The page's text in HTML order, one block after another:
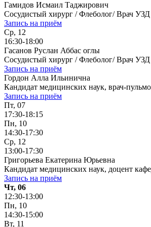
Гамидов Исмаил Таджирович
Сосудистый хирург / Флеболог/ Врач УЗД
Запись на приём
Ср, 12
16:30-18:00
Гасанов Руслан Аббас оглы
Сосудистый хирург / Флеболог/ Врач УЗД
Запись на приём
Гордон Алла Ильинична
Кандидат медицинских наук, врач-
Запись на приём
Пт, 07
17:30-18:15
Пн, 10
14:30-17:30
Ср, 12
13:00-17:30
Григорьева Екатерина Юрьевна
Кандидат медицинских наук, доцент
Запись на приём
Чт, 06
12:30-13:00
Пн, 10
14:30-15:00
Вт, 11